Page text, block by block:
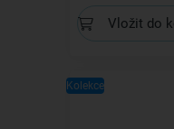
Vložit do
Kolekce